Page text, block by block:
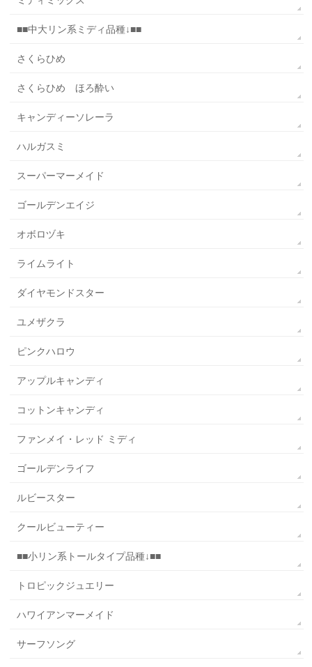
■■中大リン系ミディ品種↓■■
さくらひめ
さくらひめ ほろ酔い
キャンディーソレーラ
ハルガスミ
スーパーマーメイド
ゴールデンエイジ
オボロヅキ
ライムライト
ダイヤモンドスター
ユメザクラ
ピンクハロウ
アップルキャンディ
コットンキャンディ
ファンメイ・レッド ミディ
ゴールデンライフ
ルビースター
クールビューティー
■■小リン系トールタイプ品種↓■■
トロピックジュエリー
ハワイアンマーメイド
サーフソング